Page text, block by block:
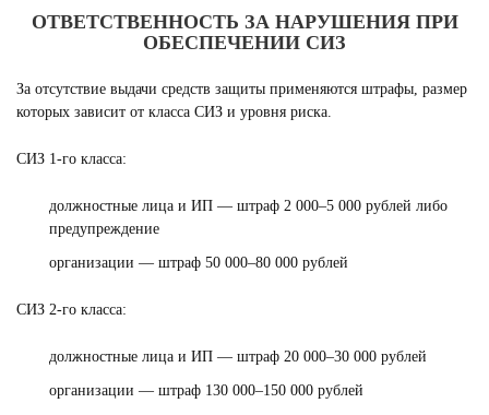
ОТВЕТСТВЕННОСТЬ ЗА НАРУШЕНИЯ ПРИ
ОБЕСПЕЧЕНИИ СИЗ
За отсутствие выдачи средств защиты применяются штрафы, размер
которых зависит от класса СИЗ и уровня риска.
СИЗ 1-го класса:
должностные лица и ИП — штраф 2 000–5 000 рублей либо
предупреждение
организации — штраф 50 000–80 000 рублей
СИЗ 2-го класса:
должностные лица и ИП — штраф 20 000–30 000 рублей
организации — штраф 130 000–150 000 рублей